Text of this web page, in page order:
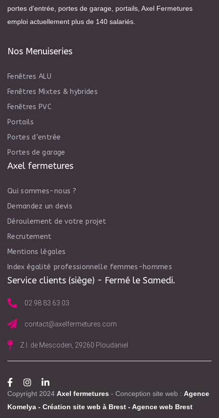
portes d'entrée, portes de garage, portails, Axel Fermetures
emploi actuellement plus de 140 salariés.
Nos Menuiseries
Fenêtres ALU
Fenêtres Mixtes & hybrides
Fenêtres PVC
Portails
Portes d’entrée
Portes de garage
Axel fermetures
Qui sommes-nous ?
Demandez un devis
Déroulement de votre projet
Recrutement
Mentions légales
Index égalité professionnelle femmes-hommes
Service clients (siège) - Fermé le Samedi.
02 98 83 63 03
contact@axelfermetures.com
Z.I. de Mescoden, 29260 Ploudaniel
Copyright 2024 Axel fermetures - Conception site web : Agence
Komelya - Création site web à Brest - Agence web Brest